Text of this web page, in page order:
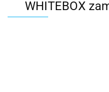
WHITEBOX